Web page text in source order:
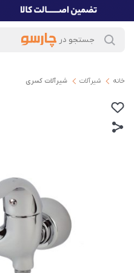
خانه شیرآلات شیرآلات کسری